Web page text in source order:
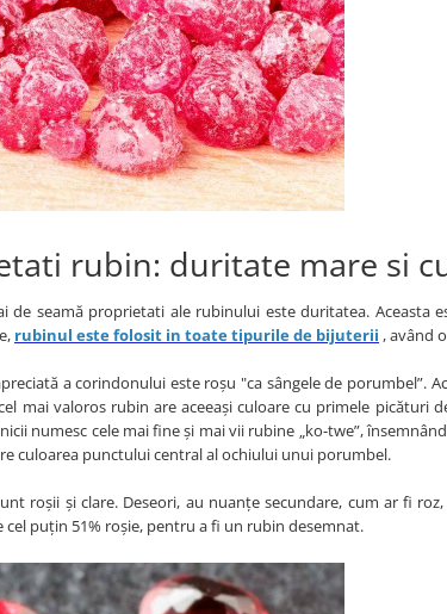
rubin: duritate mare si
de seamă proprietati ale rubinului este duritatea. Aceasta
rubinul este folosit in toate tipurile de bijuterii , având
a corindonului este roșu "ca sângele de porumbel”.
mai valoros rubin are aceeași culoare cu primele picături
numesc cele mai fine și mai vii rubine „ko-twe”,
culoarea punctului central al ochiului unui porumbel.
roșii și clare. Deseori, au nuanțe secundare, cum ar fi
cel puțin 51% roșie, pentru a fi un rubin desemnat.